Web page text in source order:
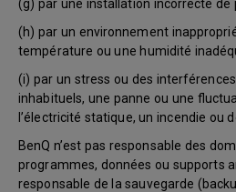
(g) par une installation incorrecte de
(h) par un environnement
température ou une humidité
(i) par un stress ou des
inhabituels, une panne ou une
l’électricité statique, un incendie ou
BenQ n’est pas responsable des
programmes, données ou supports
responsable de la sauvegarde